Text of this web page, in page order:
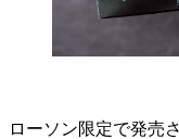
ローソン限定で発売